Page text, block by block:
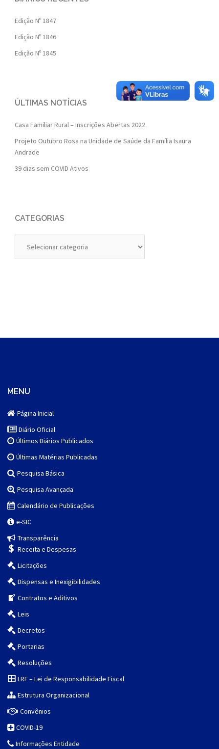
Edição Nº 1847
Edição Nº 1846
Edição Nº 1845
ÚLTIMAS NOTÍCIAS
Casa Familiar Rural – Inscrições Abertas 2022
Projeto Outubro Rosa na Unidade de Saúde da Família Isaura
Andrade
39 dias sem COVID Ativos
CATEGORIAS
MENU
Página Inicial
Diário Oficial
Últimos Diários Publicados
Últimas Matérias Publicadas
Pesquisa Básica
Pesquisa Avançada
Calendário de Publicações
e-SIC
Transparência
Receita e Despesas
Licitações
Dispensas e Inexigibilidades
Contratos e Aditivos
Leis
Decretos
Portarias
Resoluções
LRF – Lei de Responsabilidade Fiscal
Estrutura Organizacional
Convênios
COVID-19
Informações Entidade